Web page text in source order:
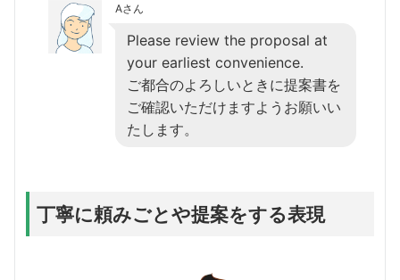
Aさん
Please review the proposal at
your earliest convenience.
ご都合のよろしいときに提案書を
ご確認いただけますようお願いい
たします。
丁寧に頼みごとや提案をする表現